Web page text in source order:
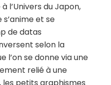
l’Univers du Japon,
et se
de datas
selon la
l’on se donne via une
relié à une